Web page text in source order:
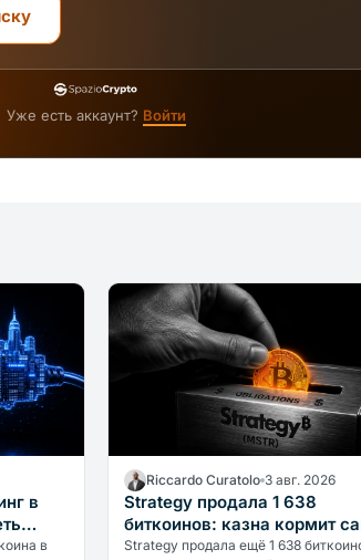
Уже есть аккаунт? Войти
в
в
Riccardo Curatolo 3 авг. 2026
Strategy продала 1 638
биткоинов: казна кормит
себя
Strategy продала ещё 1 638